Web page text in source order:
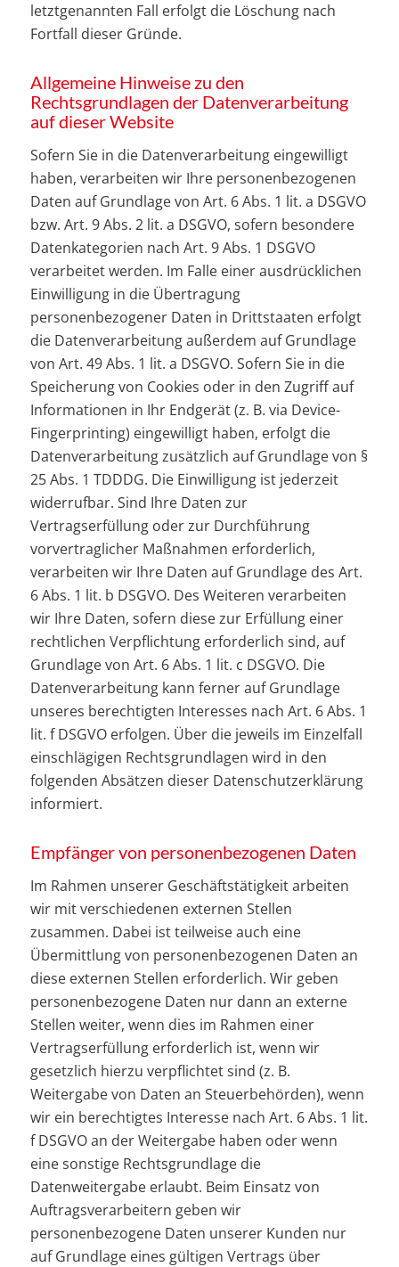
letztgenannten Fall erfolgt die Löschung nach
Fortfall dieser Gründe.
Allgemeine Hinweise zu den
Rechtsgrundlagen der Datenverarbeitung
auf dieser Website
Sofern Sie in die Datenverarbeitung eingewilligt
haben, verarbeiten wir Ihre personenbezogenen
Daten auf Grundlage von Art. 6 Abs. 1 lit. a DSGVO
bzw. Art. 9 Abs. 2 lit. a DSGVO, sofern besondere
Datenkategorien nach Art. 9 Abs. 1 DSGVO
verarbeitet werden. Im Falle einer ausdrücklichen
Einwilligung in die Übertragung
personenbezogener Daten in Drittstaaten erfolgt
die Datenverarbeitung außerdem auf Grundlage
von Art. 49 Abs. 1 lit. a DSGVO. Sofern Sie in die
Speicherung von Cookies oder in den Zugriff auf
Informationen in Ihr Endgerät (z. B. via Device-
Fingerprinting) eingewilligt haben, erfolgt die
Datenverarbeitung zusätzlich auf Grundlage von §
25 Abs. 1 TDDDG. Die Einwilligung ist jederzeit
widerrufbar. Sind Ihre Daten zur
Vertragserfüllung oder zur Durchführung
vorvertraglicher Maßnahmen erforderlich,
verarbeiten wir Ihre Daten auf Grundlage des Art.
6 Abs. 1 lit. b DSGVO. Des Weiteren verarbeiten
wir Ihre Daten, sofern diese zur Erfüllung einer
rechtlichen Verpflichtung erforderlich sind, auf
Grundlage von Art. 6 Abs. 1 lit. c DSGVO. Die
Datenverarbeitung kann ferner auf Grundlage
unseres berechtigten Interesses nach Art. 6 Abs. 1
lit. f DSGVO erfolgen. Über die jeweils im Einzelfall
einschlägigen Rechtsgrundlagen wird in den
folgenden Absätzen dieser Datenschutzerklärung
informiert.
Empfänger von personenbezogenen Daten
Im Rahmen unserer Geschäftstätigkeit arbeiten
wir mit verschiedenen externen Stellen
zusammen. Dabei ist teilweise auch eine
Übermittlung von personenbezogenen Daten an
diese externen Stellen erforderlich. Wir geben
personenbezogene Daten nur dann an externe
Stellen weiter, wenn dies im Rahmen einer
Vertragserfüllung erforderlich ist, wenn wir
gesetzlich hierzu verpflichtet sind (z. B.
Weitergabe von Daten an Steuerbehörden), wenn
wir ein berechtigtes Interesse nach Art. 6 Abs. 1 lit.
f DSGVO an der Weitergabe haben oder wenn
eine sonstige Rechtsgrundlage die
Datenweitergabe erlaubt. Beim Einsatz von
Auftragsverarbeitern geben wir
personenbezogene Daten unserer Kunden nur
auf Grundlage eines gültigen Vertrags über